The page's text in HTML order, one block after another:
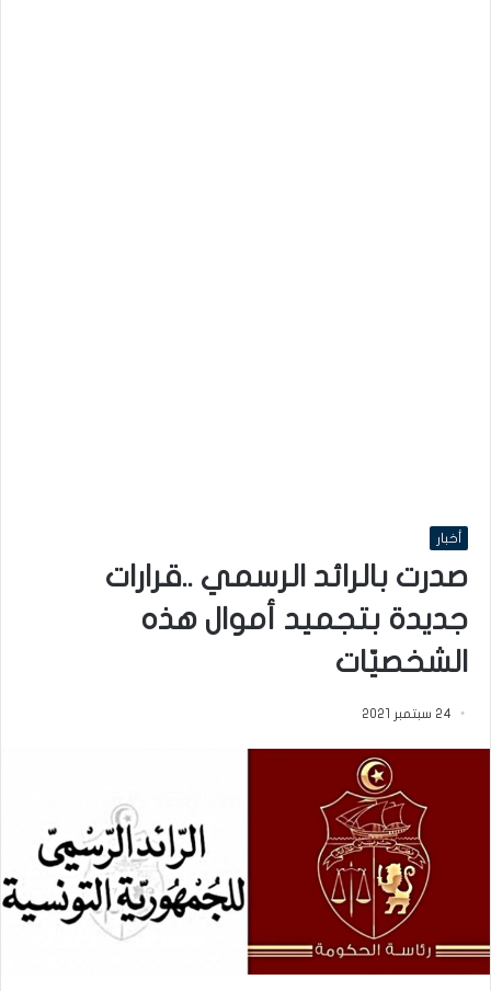
أخبار
صدرت بالرائد الرسمي ..قرارات
جديدة بتجميد أموال هذه
الشخصيّات
24 سبتمبر 2021